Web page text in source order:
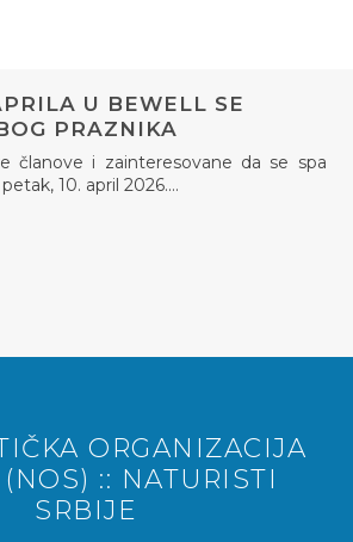
U BEWELL SE
PRAZNIKA
članove i zainteresovane da se spa
10. april 2026.…
ORGANIZACIJA
:: NATURISTI
SRBIJE